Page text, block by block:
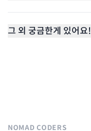
그 외 궁금한게 있어요!
NOMAD CODERS